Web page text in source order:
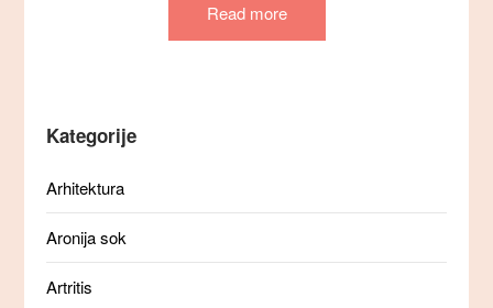
Read more
Kategorije
Arhitektura
Aronija sok
Artritis